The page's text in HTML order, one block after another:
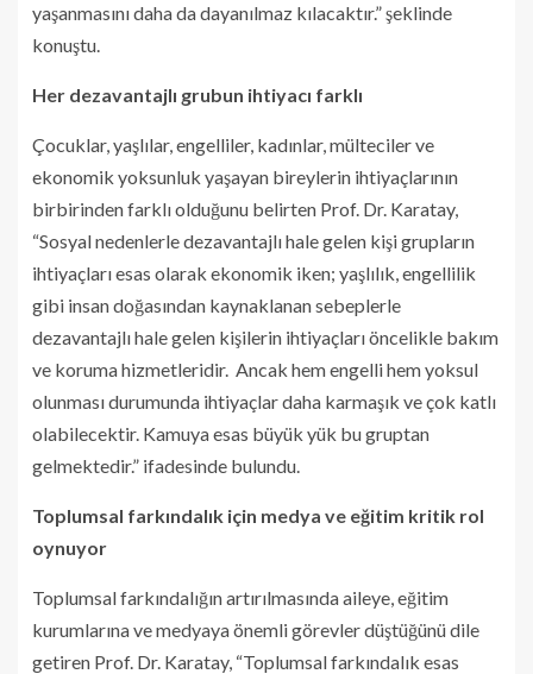
yaşanmasını daha da dayanılmaz kılacaktır.” şeklinde
konuştu.
Her dezavantajlı grubun ihtiyacı farklı
Çocuklar, yaşlılar, engelliler, kadınlar, mülteciler ve
ekonomik yoksunluk yaşayan bireylerin ihtiyaçlarının
birbirinden farklı olduğunu belirten Prof. Dr. Karatay,
“Sosyal nedenlerle dezavantajlı hale gelen kişi grupların
ihtiyaçları esas olarak ekonomik iken; yaşlılık, engellilik
gibi insan doğasından kaynaklanan sebeplerle
dezavantajlı hale gelen kişilerin ihtiyaçları öncelikle bakım
ve koruma hizmetleridir. Ancak hem engelli hem yoksul
olunması durumunda ihtiyaçlar daha karmaşık ve çok katlı
olabilecektir. Kamuya esas büyük yük bu gruptan
gelmektedir.” ifadesinde bulundu.
Toplumsal farkındalık için medya ve eğitim kritik rol
oynuyor
Toplumsal farkındalığın artırılmasında aileye, eğitim
kurumlarına ve medyaya önemli görevler düştüğünü dile
getiren Prof. Dr. Karatay, “Toplumsal farkındalık esas